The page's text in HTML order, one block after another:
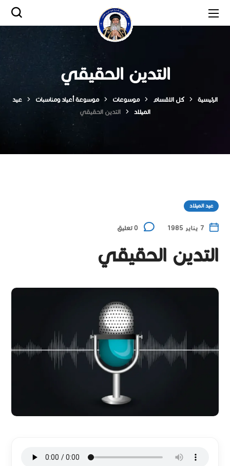
التدين الحقيقي
الرئيسية كل الاقسام موسوعات موسوعة أعياد ومناسبات
عيد
الميلاد
التدين الحقيقي
عيد الميلاد
7 يناير 1985 0 تعليق
التدين الحقيقي